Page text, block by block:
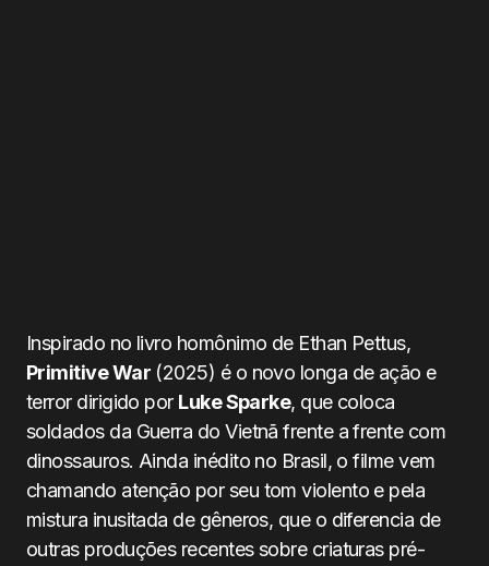
Inspirado no livro homônimo de Ethan Pettus,
Primitive War(2025) é o novo longa de ação e
terror dirigido por Luke Sparke, que coloca
soldados da Guerra do Vietnã frente a frente com
dinossauros. Ainda inédito no Brasil, o filme vem
chamando atenção por seu tom violento e pela
mistura inusitada de gêneros, que o diferencia de
outras produções recentes sobre criaturas pré-